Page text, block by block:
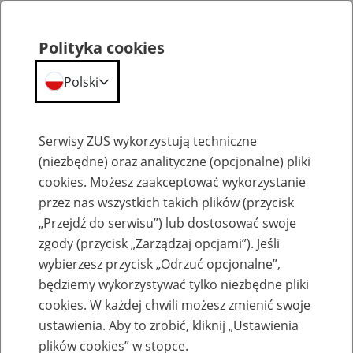
Komunikaty
Komunikaty techniczne
Polityka cookies
Polski
Serwisy ZUS wykorzystują techniczne
(niezbędne) oraz analityczne (opcjonalne) pliki
cookies. Możesz zaakceptować wykorzystanie
przez nas wszystkich takich plików (przycisk
„Przejdź do serwisu”) lub dostosować swoje
zgody (przycisk „Zarządzaj opcjami”). Jeśli
wybierzesz przycisk „Odrzuć opcjonalne”,
będziemy wykorzystywać tylko niezbędne pliki
cookies. W każdej chwili możesz zmienić swoje
ustawienia. Aby to zrobić, kliknij „Ustawienia
plików cookies” w stopce.